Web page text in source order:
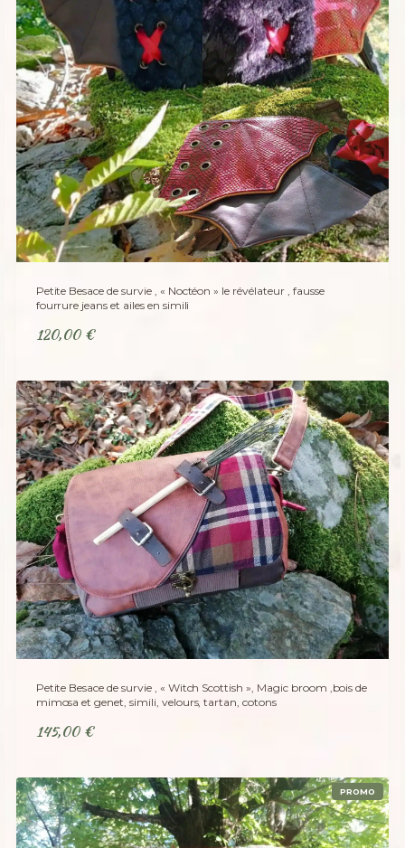
Petite Besace de survie , « Noctéon » le révélateur , fausse
fourrure jeans et ailes en simili
120,00 €
Petite Besace de survie , « Witch Scottish », Magic broom ,bois de
mimosa et genet, simili, velours, tartan, cotons
145,00 €
PROMOP
R
O
D
U
I
T